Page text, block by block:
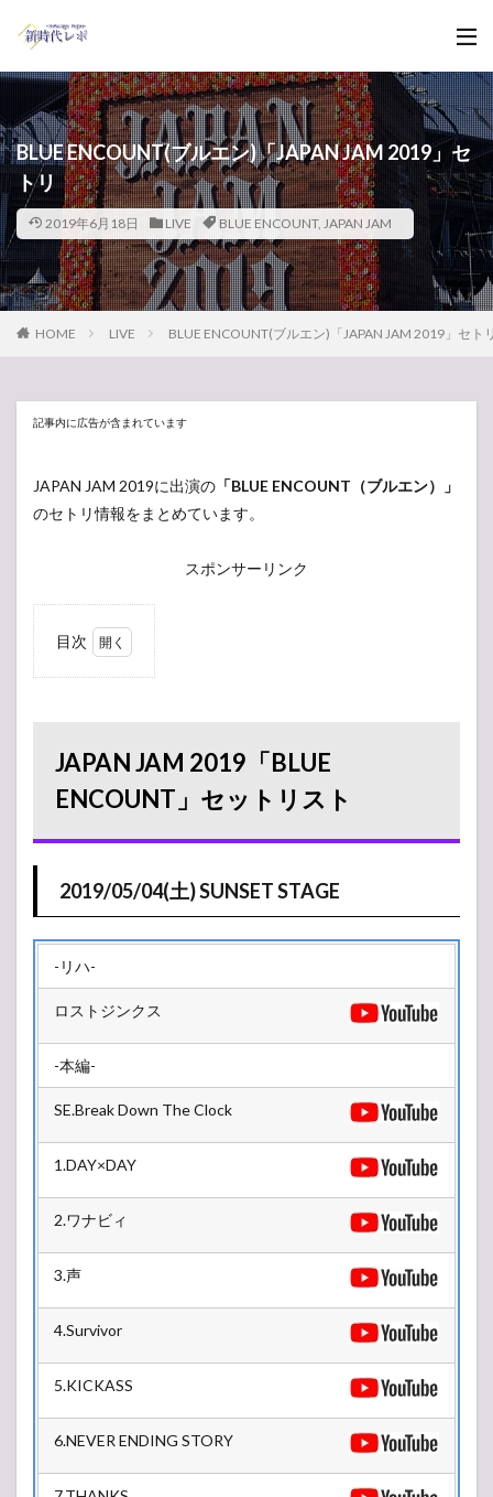
BLUE ENCOUNT(ブルエン)「JAPAN JAM 2019」セ
トリ
2019年6月18日 LIVE BLUE ENCOUNT, JAPAN JAM
HOME LIVE BLUE ENCOUNT(ブルエン)「JAPAN JAM 2019」セト
記事内に広告が含まれています
JAPAN JAM 2019に出演の 「BLUE ENCOUNT（ブルエン）」
のセトリ情報をまとめています。
スポンサーリンク
目次
セットリス
ト
1.1
SUNSET STAGE
2
2019/05/04(土)
STAGE
SUNSET
STAGE
2.3
STAGE
JAPAN JAM 2019「BLUE
ENCOUNT」セットリスト
2019/05/04(土) SUNSET STAGE
-リハ-
ロストジンクス
-本編-
SE.Break Down The Clock
1.DAY×DAY
2.ワナビィ
3.声
4.Survivor
5.KICKASS
6.NEVER ENDING STORY